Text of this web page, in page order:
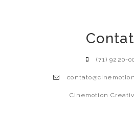
(71) 9220-
Cinemotion